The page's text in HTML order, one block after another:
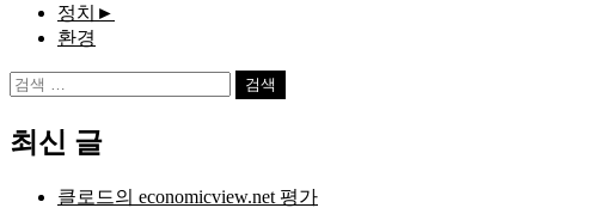
정치 ►
환경
검
최신 글
클로드의 economicview.net 평가